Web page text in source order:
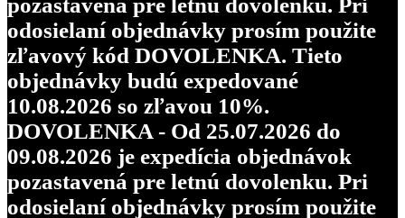
pozastavená pre letnú dovolenku. Pri
odosielaní objednávky prosím použite
zľavový kód DOVOLENKA. Tieto
objednávky budú expedované
10.08.2026 so zľavou 10%.
DOVOLENKA - Od 25.07.2026 do
09.08.2026 je expedícia objednávok
pozastavená pre letnú dovolenku. Pri
odosielaní objednávky prosím použite